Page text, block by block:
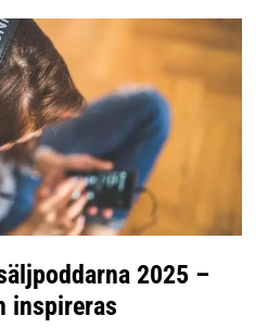
2025 –
inspireras